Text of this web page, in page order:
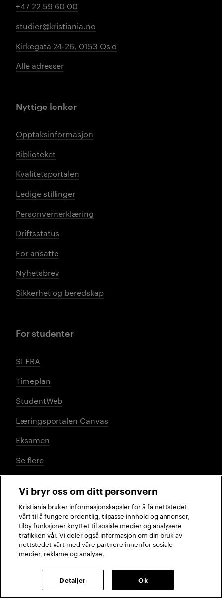
+47 22 59 60 00
studier@kristiania.no
Kirkegata 24-26, 0153 Oslo
Alle adresser
Nyttige lenker
Opptaksinformasjon
Biblioteket
Kvalitetsportalen
Ledige stillinger
Personvernerklæring
Driftsstatus
For ansatte
Nyhetsbrev
Sikkerhet og beredskap
For studenter
SI FRA
Timeplan
StudentWeb
Læringsportalen Canvas
Eksamen
Se flere
Sosiale medier
FacebookInstagramLinkedInTikTok
2026 © Kristiania
Vi bryr oss om ditt personvern
Kristiania bruker informasjonskapsler for å få nettstedet
vårt til å fungere ordentlig, tilpasse innhold og annonser,
tilby funksjoner knyttet til sosiale medier og analysere
trafikken vår. Vi deler også informasjon om din bruk av
nettstedet vårt med våre partnere innenfor sosiale
medier, reklame og analyse.
Detaljer Ok